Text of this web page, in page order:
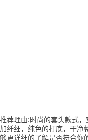
推荐理由:时尚的套头款式
加纤细，纯色的打底，干净
够更详细的了解是否符合你